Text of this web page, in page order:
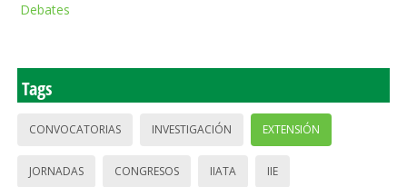
Debates
Tags
CONVOCATORIAS INVESTIGACIÓN EXTENSIÓN
JORNADAS CONGRESOS IIATA IIE